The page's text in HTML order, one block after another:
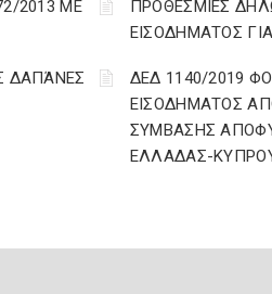
2013 ΜΕ
ΠΡΟΘΕΣΜΙΕΣ
ΕΙΣΟΔΗΜΑΤΟΣ
ΔΑΠΆΝΕΣ
ΔΕΔ 1140/2019
ΕΙΣΟΔΗΜΑΤΟΣ
ΣΥΜΒΑΣΗΣ
ΕΛΛΑΔΑΣ-